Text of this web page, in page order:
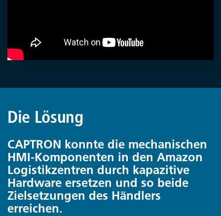
Die Lösung
CAPTRON konnte die mechanischen
HMI-Komponenten in den Amazon
Logistikzentren durch kapazitive
Hardware ersetzen und so beide
Zielsetzungen des Händlers
erreichen.